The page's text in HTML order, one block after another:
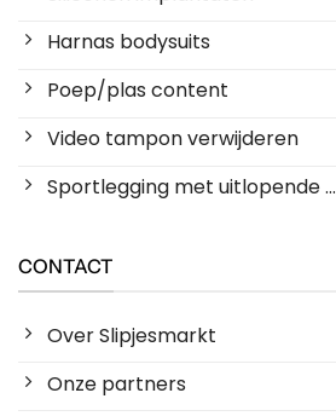
Harnas bodysuits
Poep/plas content
Video tampon verwijderen
Sportlegging met uitlopende ...
CONTACT
Over Slipjesmarkt
Onze partners